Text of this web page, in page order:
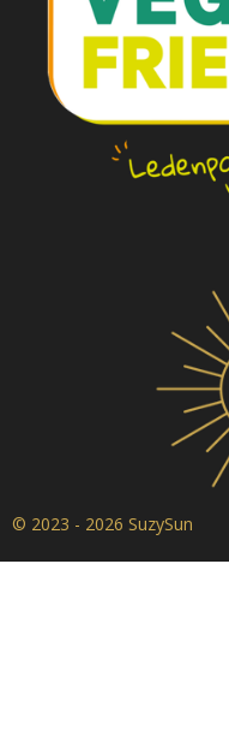
© 2023 - 2026 SuzySun